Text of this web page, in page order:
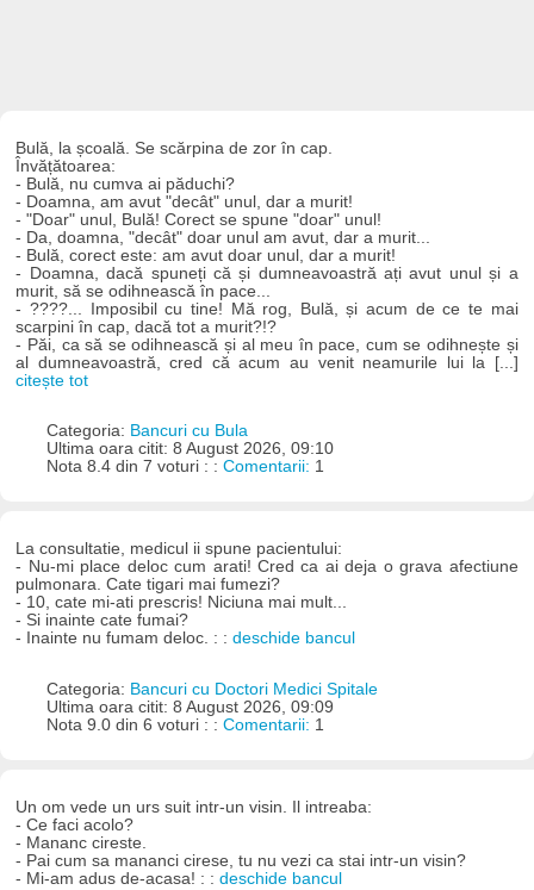
Bulă, la școală. Se scărpina de zor în cap.
Învățătoarea:
- Bulă, nu cumva ai păduchi?
- Doamna, am avut "decât" unul, dar a murit!
- "Doar" unul, Bulă! Corect se spune "doar" unul!
- Da, doamna, "decât" doar unul am avut, dar a murit...
- Bulă, corect este: am avut doar unul, dar a murit!
- Doamna, dacă spuneți că și dumneavoastră ați avut unul și a
murit, să se odihnească în pace...
- ????... Imposibil cu tine! Mă rog, Bulă, și acum de ce te mai
scarpini în cap, dacă tot a murit?!?
- Păi, ca să se odihnească și al meu în pace, cum se odihnește și
al dumneavoastră, cred că acum au venit neamurile lui la [...]
citește tot
Categoria: Bancuri cu Bula
Ultima oara citit: 8 August 2026, 09:10
Nota 8.4 din 7 voturi : : Comentarii: 1
La consultatie, medicul ii spune pacientului:
- Nu-mi place deloc cum arati! Cred ca ai deja o grava afectiune
pulmonara. Cate tigari mai fumezi?
- 10, cate mi-ati prescris! Niciuna mai mult...
- Si inainte cate fumai?
- Inainte nu fumam deloc. : :deschide bancul
Categoria: Bancuri cu Doctori Medici Spitale
Ultima oara citit: 8 August 2026, 09:09
Nota 9.0 din 6 voturi : : Comentarii: 1
Un om vede un urs suit intr-un visin. Il intreaba:
- Ce faci acolo?
- Mananc cireste.
- Pai cum sa mananci cirese, tu nu vezi ca stai intr-un visin?
- Mi-am adus de-acasa! : :deschide bancul